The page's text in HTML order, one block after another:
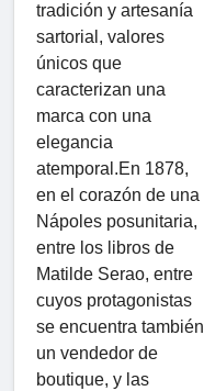
tradición y artesanía
sartorial, valores
únicos que
caracterizan una
marca con una
elegancia
atemporal.En 1878,
en el corazón de una
Nápoles posunitaria,
entre los libros de
Matilde Serao, entre
cuyos protagonistas
se encuentra también
un vendedor de
boutique, y las